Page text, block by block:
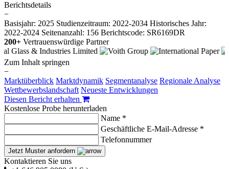
Berichtsdetails
−
Basisjahr: 2025 Studienzeitraum: 2022-2034 Historisches Jahr:
2022-2024 Seitenanzahl: 156 Berichtscode: SR6169DR
200+ Vertrauenswürdige Partner
Zum Inhalt springen
−
Marktüberblick Marktdynamik Segmentanalyse Regionale Analyse
Wettbewerbslandschaft Neueste Entwicklungen
Diesen Bericht erhalten
Kostenlose Probe herunterladen
Name *
Geschäftliche E-Mail-Adresse *
Telefonnummer
Jetzt Muster anfordern
Kontaktieren Sie uns